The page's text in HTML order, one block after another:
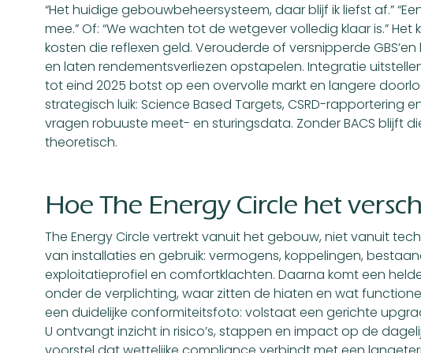
“Het huidige gebouwbeheersysteem, daar blijf ik liefst af.”
mee.” Of: “We wachten tot de wetgever volledig klaar is.” Het
kosten die reflexen geld. Verouderde of versnipperde
en laten rendementsverliezen opstapelen. Integratie
tot eind 2025 botst op een overvolle markt en langere
strategisch luik: Science Based Targets, CSRD-rapportering
vragen robuuste meet- en sturingsdata. Zonder BACS blijft
theoretisch.
Hoe The Energy Circle het
The Energy Circle vertrekt vanuit het gebouw, niet vanuit
van installaties en gebruik: vermogens, koppelingen,
exploitatieprofiel en comfortklachten. Daarna komt een
onder de verplichting, waar zitten de hiaten en wat
een duidelijke conformiteitsfoto: volstaat een gerichte
U ontvangt inzicht in risico’s, stappen en impact op de